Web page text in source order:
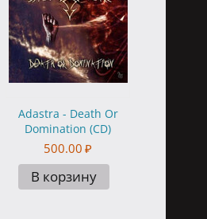
Adastra - Death Or
Domination (CD)
500.00 ₽
В корзину